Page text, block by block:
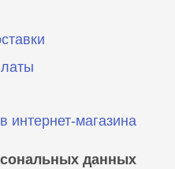
интернет-магазина
данных